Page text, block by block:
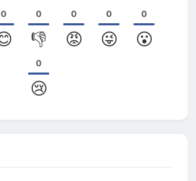
0 0
👎
0
😡
0
😜
0
😮
0
😢